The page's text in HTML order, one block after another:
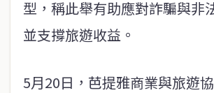
型，稱此舉有助應對詐騙與非
並支撐旅遊收益。
5月20日，芭提雅商業與旅遊